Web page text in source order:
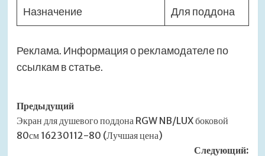
Назначение Для поддона
Реклама. Информация о рекламодателе по
ссылкам в статье.
Навигация
записи
Предыдущий
Экран для душевого поддона RGW NB/LUX боковой
80см 16230112-80 (Лучшая цена)
Следующий: